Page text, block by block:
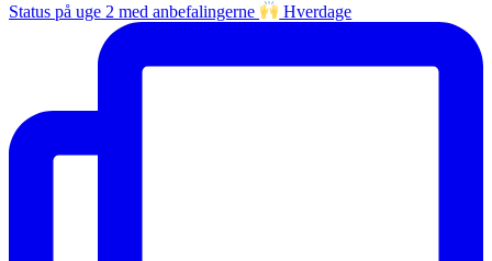
Status på uge 2 med anbefalingerne Hverdage